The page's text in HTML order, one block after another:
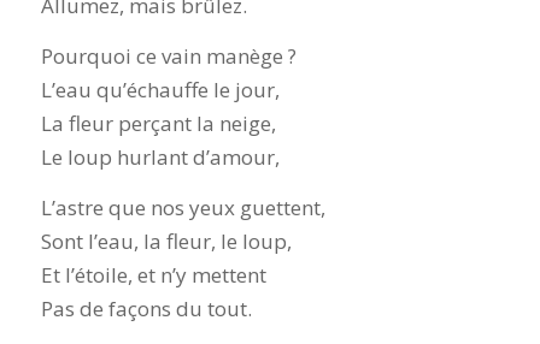
Pourquoi ce vain manège ?
L’eau qu’échauffe le jour,
La fleur perçant la neige,
Le loup hurlant d’amour,
L’astre que nos yeux guettent,
Sont l’eau, la fleur, le loup,
Et l’étoile, et n’y mettent
Pas de façons du tout.